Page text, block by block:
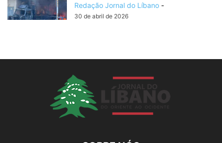
Redação Jornal do Líbano -
30 de abril de 2026